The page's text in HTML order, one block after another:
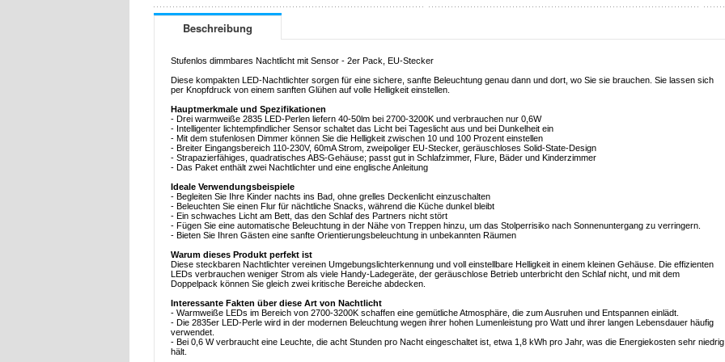
Beschreibung
Stufenlos dimmbares Nachtlicht mit Sensor - 2er Pack, EU-Stecker
Diese kompakten LED-Nachtlichter sorgen für eine sichere, sanfte Beleuchtung genau dann und dort, wo Sie sie brauchen. Sie lassen sich
per Knopfdruck von einem sanften Glühen auf volle Helligkeit einstellen.
Hauptmerkmale und Spezifikationen
- Drei warmweiße 2835 LED-Perlen liefern 40-50lm bei 2700-3200K und verbrauchen nur 0,6W
- Intelligenter lichtempfindlicher Sensor schaltet das Licht bei Tageslicht aus und bei Dunkelheit ein
- Mit dem stufenlosen Dimmer können Sie die Helligkeit zwischen 10 und 100 Prozent einstellen
- Breiter Eingangsbereich 110-230V, 60mA Strom, zweipoliger EU-Stecker, geräuschloses Solid-State-Design
- Strapazierfähiges, quadratisches ABS-Gehäuse; passt gut in Schlafzimmer, Flure, Bäder und Kinderzimmer
- Das Paket enthält zwei Nachtlichter und eine englische Anleitung
Ideale Verwendungsbeispiele
- Begleiten Sie Ihre Kinder nachts ins Bad, ohne grelles Deckenlicht einzuschalten
- Beleuchten Sie einen Flur für nächtliche Snacks, während die Küche dunkel bleibt
- Ein schwaches Licht am Bett, das den Schlaf des Partners nicht stört
- Fügen Sie eine automatische Beleuchtung in der Nähe von Treppen hinzu, um das Stolperrisiko nach Sonnenuntergang zu verringern.
- Bieten Sie Ihren Gästen eine sanfte Orientierungsbeleuchtung in unbekannten Räumen
Warum dieses Produkt perfekt ist
Diese steckbaren Nachtlichter vereinen Umgebungslichterkennung und voll einstellbare Helligkeit in einem kleinen Gehäuse. Die effizienten
LEDs verbrauchen weniger Strom als viele Handy-Ladegeräte, der geräuschlose Betrieb unterbricht den Schlaf nicht, und mit dem
Doppelpack können Sie gleich zwei kritische Bereiche abdecken.
Interessante Fakten über diese Art von Nachtlicht
- Warmweiße LEDs im Bereich von 2700-3200K schaffen eine gemütliche Atmosphäre, die zum Ausruhen und Entspannen einlädt.
- Die 2835er LED-Perle wird in der modernen Beleuchtung wegen ihrer hohen Lumenleistung pro Watt und ihrer langen Lebensdauer häufig
verwendet.
- Bei 0,6 W verbraucht eine Leuchte, die acht Stunden pro Nacht eingeschaltet ist, etwa 1,8 kWh pro Jahr, was die Energiekosten sehr niedrig
hält.